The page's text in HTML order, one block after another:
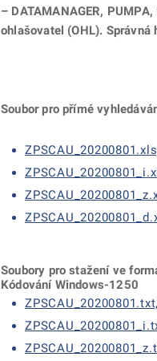
– DATAMANAGER,
ohlašovatel (OHL). Správná
Soubor pro přímé
Soubory pro stažení ve
Kódování Windows-1250